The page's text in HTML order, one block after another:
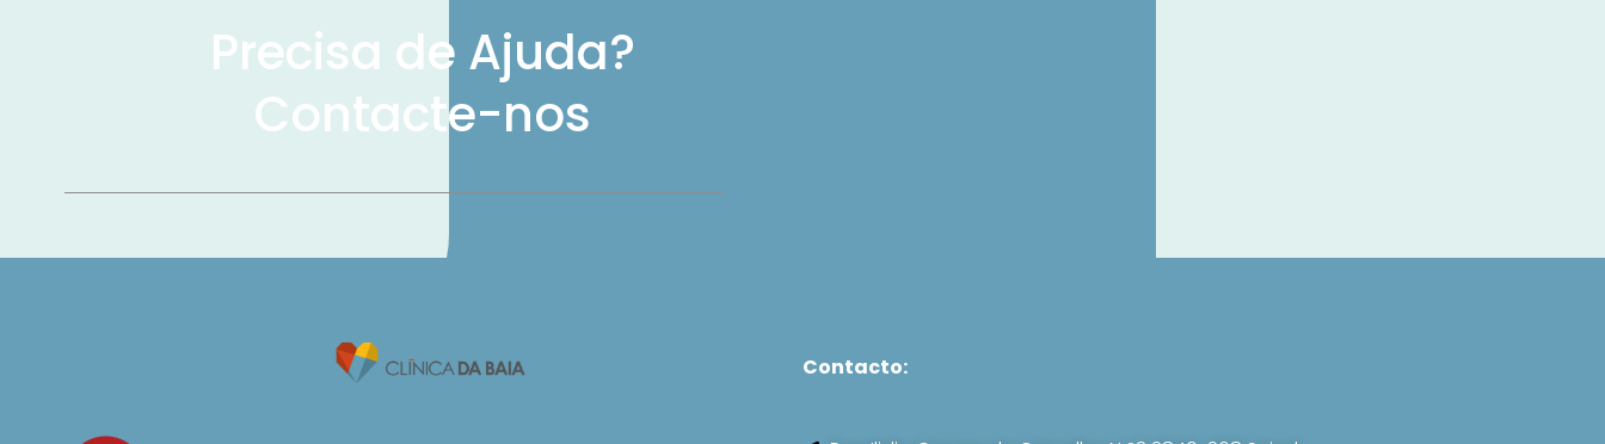
Precisa de Ajuda?
Contacte-nos
Contacto: